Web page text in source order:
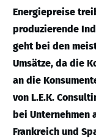
Energiepreise
produzierende
geht bei den
Umsätze, da die
an die
von L.E.K.
bei Unternehmen
Frankreich und